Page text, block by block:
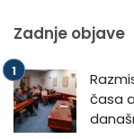
Zadnje objave
časa